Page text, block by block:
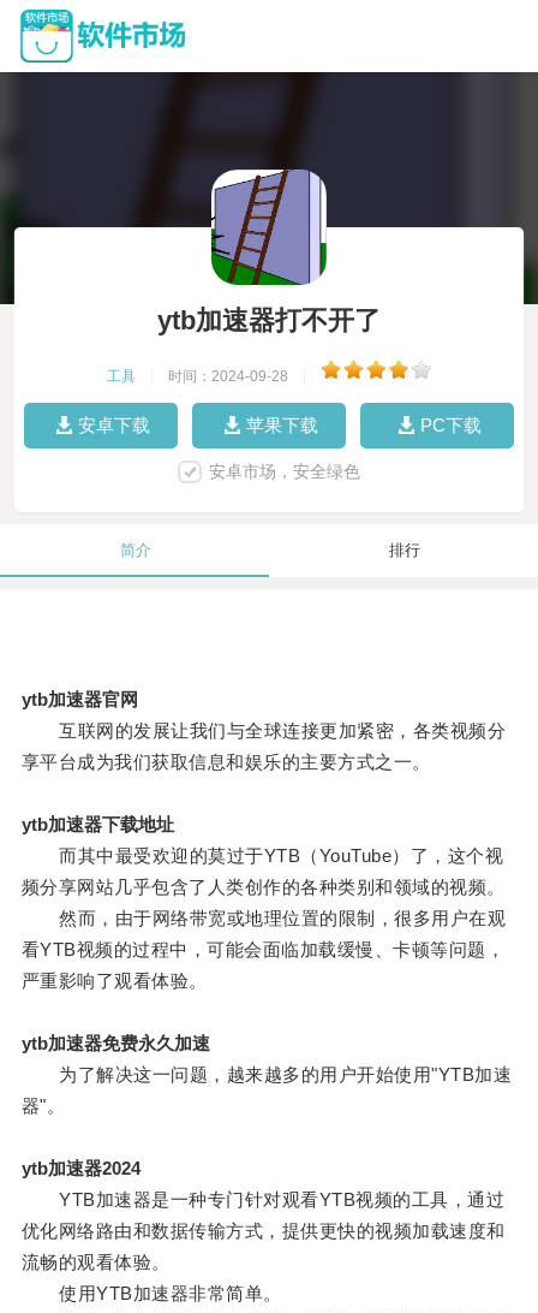
ytb加速器打不开了
工具 时间：2024-09-28
安卓下载 苹果下载 PC下载
安卓市场，安全绿色
简介 排行
ytb加速器官网
互联网的发展让我们与全球连接更加紧密，各类视频分
享平台成为我们获取信息和娱乐的主要方式之一。
ytb加速器下载地址
而其中最受欢迎的莫过于YTB（YouTube）了，这个视
频分享网站几乎包含了人类创作的各种类别和领域的视频。
然而，由于网络带宽或地理位置的限制，很多用户在观
看YTB视频的过程中，可能会面临加载缓慢、卡顿等问题，
严重影响了观看体验。
ytb加速器免费永久加速
为了解决这一问题，越来越多的用户开始使用"YTB加速
器"。
ytb加速器2024
YTB加速器是一种专门针对观看YTB视频的工具，通过
优化网络路由和数据传输方式，提供更快的视频加载速度和
流畅的观看体验。
使用YTB加速器非常简单。